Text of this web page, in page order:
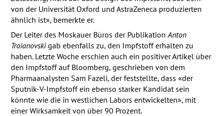
von der Universität Oxford und AstraZeneca produzierten
ähnlich ist», bemerkte er.
Der Leiter des Moskauer Büros der Publikation Anton
Troianovskigab ebenfalls zu, den Impfstoff erhalten zu
haben. Letzte Woche erschien auch ein positiver Artikel über
den Impfstoff auf Bloomberg, geschrieben von dem
Pharma­analysten Sam Fazeli, der feststellte, dass «der
Sputnik-V-Impfstoff ein ebenso starker Kandidat sein
könnte wie die in westlichen Labors entwickelten», mit
einer Wirksamkeit von über 90 Prozent.